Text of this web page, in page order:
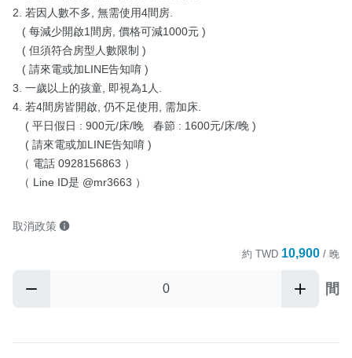
2. 若因人數不多, 無需使用4間房.
3. 一歲以上的孩童, 即視為1人.
4. 若4間房皆開啟, 仍不足使用, 需加床.
  （ Line ID是 @mr3663 ）
取消政策
約 TWD 10,900 / 晚
間